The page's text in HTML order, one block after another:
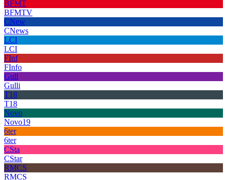
BFMT
BFMTV
CNew
CNews
LCI
LCI
FInf
FInfo
Gull
Gulli
T18
T18
Novo
Novo19
6ter
6ter
CSta
CStar
RMCS
RMCS